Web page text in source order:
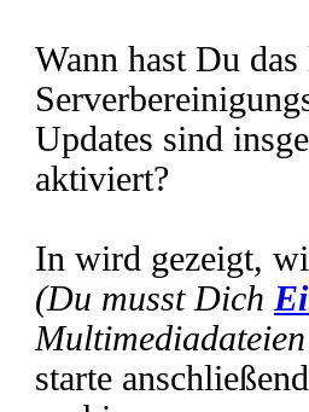
Wann hast Du
Updates sind
aktiviert?
In wird gezeigt,
(Du musst Dich
starte